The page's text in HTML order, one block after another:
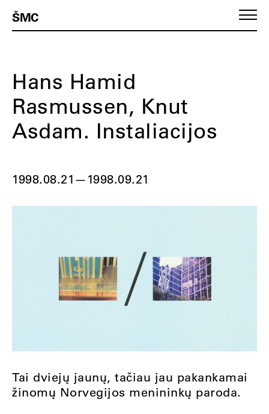
ŠMC
Hans Hamid
Rasmussen, Knut
Asdam. Instaliacijos
1998.08.21 — 1998.09.21
Tai dviejų jaunų, tačiau jau pakankamai
žinomų Norvegijos menininkų paroda.